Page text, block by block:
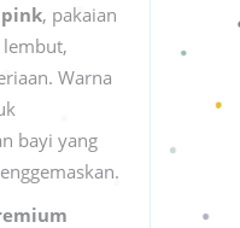
, pakaian
Warna
bayi yang